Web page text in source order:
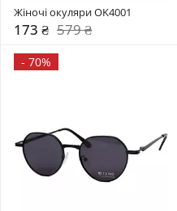
Жіночі окуляри OK4001
173 ₴ 579 ₴
- 70%